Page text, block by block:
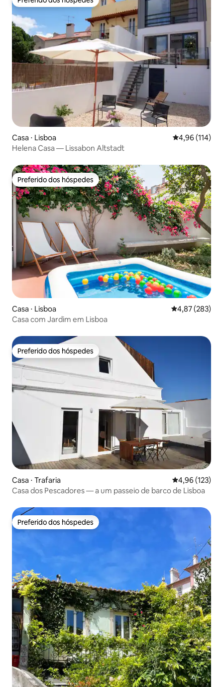
Preferido dos hóspedes
Casa ⋅ Lisboa 4,96 de uma
4,96 (114)
Helena Casa — Lissabon Altstadt
Preferido dos hóspedes
Preferido dos hóspedes
Casa ⋅ Lisboa 4,87 de uma
4,87 (283)
Casa com Jardim em Lisboa
Preferido dos hóspedes
Preferido dos hóspedes
Casa ⋅ Trafaria 4,96 de uma
4,96 (123)
Casa dos Pescadores — a um passeio de barco de Lisboa
Preferido dos hóspedes
Preferido dos hóspedes